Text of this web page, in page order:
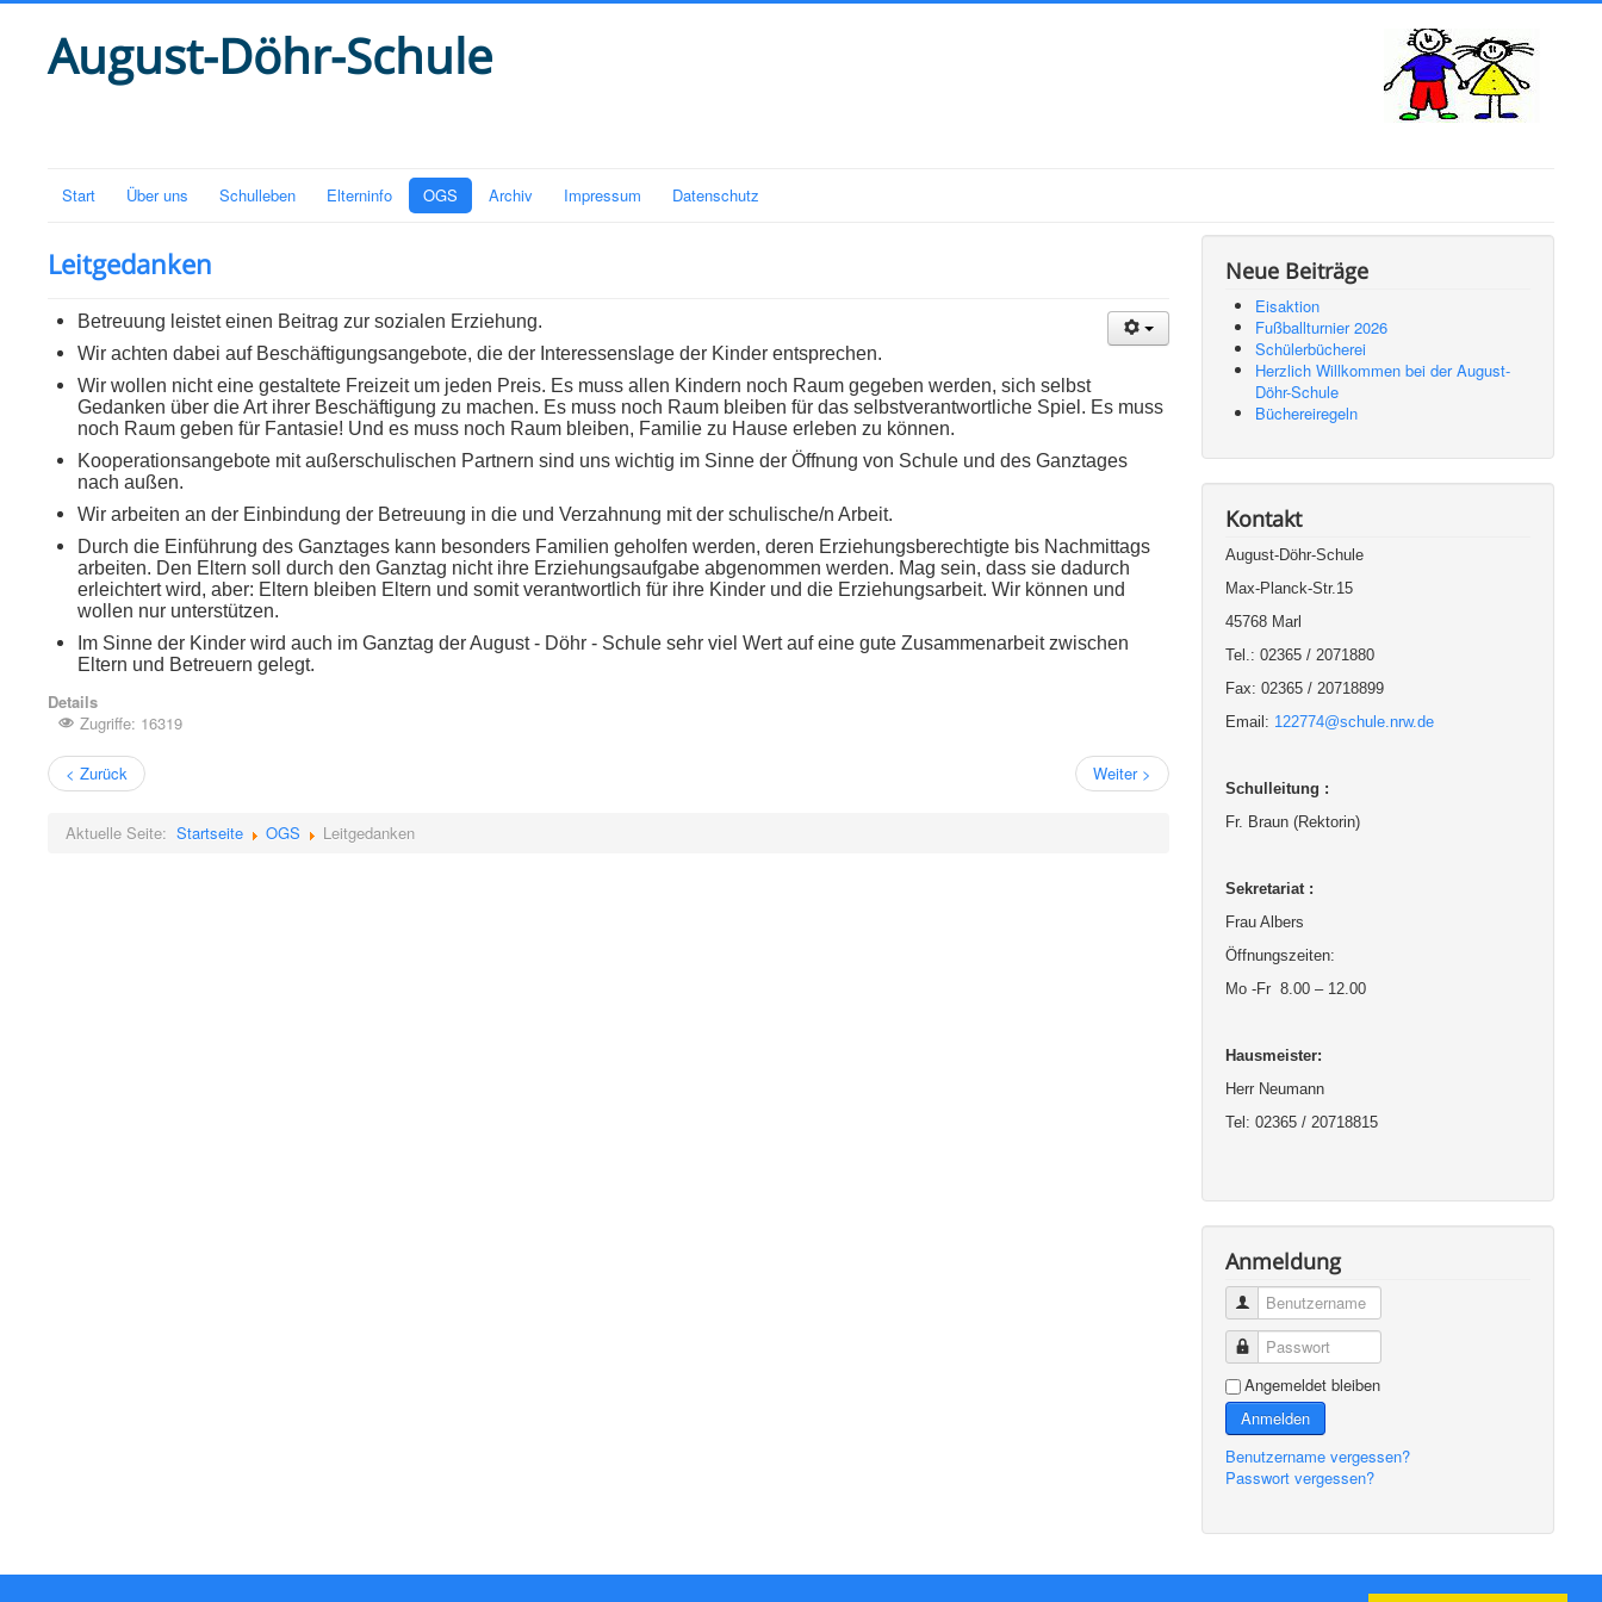
August-Döhr-Schule
Start Über uns Schulleben Elterninfo OGS Archiv Impressum Datenschutz
Leitgedanken
Betreuung leistet einen Beitrag zur sozialen Erziehung.
Wir achten dabei auf Beschäftigungsangebote, die der Interessenslage der Kinder entsprechen.
Wir wollen nicht eine gestaltete Freizeit um jeden Preis. Es muss allen Kindern noch Raum gegeben werden, sich selbst
Gedanken über die Art ihrer Beschäftigung zu machen. Es muss noch Raum bleiben für das selbstverantwortliche Spiel. Es muss
noch Raum geben für Fantasie! Und es muss noch Raum bleiben, Familie zu Hause erleben zu können.
Kooperationsangebote mit außerschulischen Partnern sind uns wichtig im Sinne der Öffnung von Schule und des Ganztages
nach außen.
Wir arbeiten an der Einbindung der Betreuung in die und Verzahnung mit der schulische/n Arbeit.
Durch die Einführung des Ganztages kann besonders Familien geholfen werden, deren Erziehungsberechtigte bis Nachmittags
arbeiten. Den Eltern soll durch den Ganztag nicht ihre Erziehungsaufgabe abgenommen werden. Mag sein, dass sie dadurch
erleichtert wird, aber: Eltern bleiben Eltern und somit verantwortlich für ihre Kinder und die Erziehungsarbeit. Wir können und
wollen nur unterstützen.
Im Sinne der Kinder wird auch im Ganztag der August - Döhr - Schule sehr viel Wert auf eine gute Zusammenarbeit zwischen
Eltern und Betreuern gelegt.
Details
Zugriffe: 16319
< Zurück Weiter >
Aktuelle Seite: Startseite OGS Leitgedanken
Neue Beiträge
Eisaktion
Fußballturnier 2026
Schülerbücherei
Herzlich Willkommen bei der August-
Döhr-Schule
Büchereiregeln
Kontakt
August-Döhr-Schule
Max-Planck-Str.15
45768 Marl
Tel.: 02365 / 2071880
Fax: 02365 / 20718899
Email: 122774@schule.nrw.de
Schulleitung :
Fr. Braun (Rektorin)
Sekretariat :
Frau Albers
Öffnungszeiten:
Mo -Fr 8.00 – 12.00
Hausmeister:
Herr Neumann
Tel: 02365 / 20718815
Anmeldung
Benutzername
Passwort
Angemeldet bleiben
Anmelden
Benutzername vergessen?
Passwort vergessen?